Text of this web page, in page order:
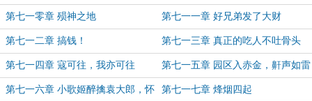
第七一零章 殒神之地 第七一一章 好兄弟发了大财
第七一二章 搞钱！ 第七一三章 真正的吃人不吐骨头
第七一四章 寇可往，我亦可往 第七一五章 园区入赤金，鼾声如雷
第七一六章 小歌姬醉擒袁大郎，怀 第七一七章 烽烟四起